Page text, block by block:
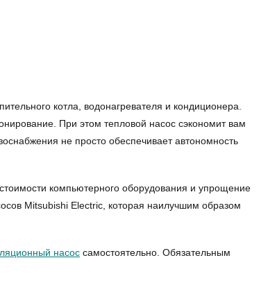
котла, водонагревателя и кондиционера.
При этом тепловой насос сэкономит вам
не просто обеспечивает автономность
компьютерного оборудования и упрощение
Mitsubishi Electric, которая наилучшим образом
насос самостоятельно. Обязательным